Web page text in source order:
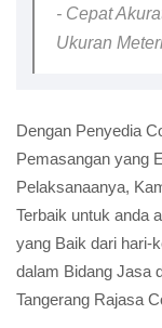
- Cepat
Ukuran
Dengan Penyedia
Pemasangan yang
Pelaksanaanya,
Terbaik untuk anda
yang Baik dari hari-
dalam Bidang Jasa
Tangerang Rajasa